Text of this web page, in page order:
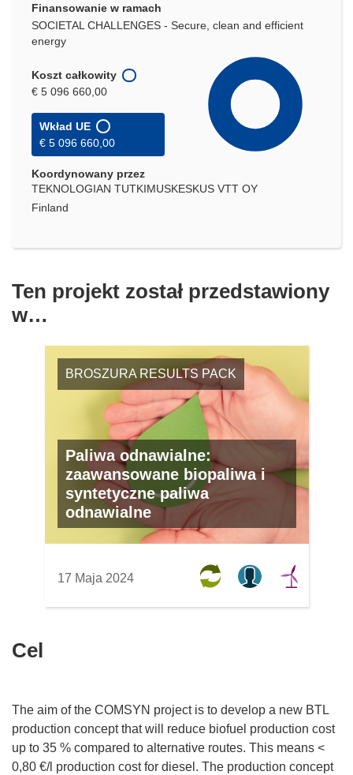
Finansowanie w ramach
SOCIETAL CHALLENGES - Secure, clean and efficient
energy
Koszt całkowity
€ 5 096 660,00
Wkład UE
€ 5 096 660,00
Koordynowany przez
TEKNOLOGIAN TUTKIMUSKESKUS VTT OY
Finland
Ten projekt został przedstawiony
w…
BROSZURA RESULTS PACK
Paliwa odnawialne:
zaawansowane biopaliwa i
syntetyczne paliwa
odnawialne
17 Maja 2024
Cel
The aim of the COMSYN project is to develop a new BTL
production concept that will reduce biofuel production cost
up to 35 % compared to alternative routes. This means <
0,80 €/l production cost for diesel. The production concept